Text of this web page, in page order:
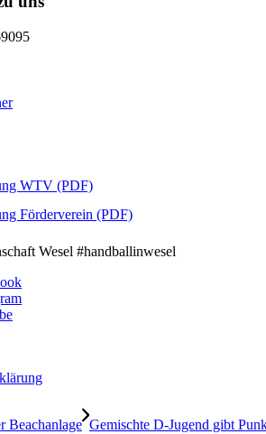
WTV (PDF)
Förderverein (PDF)
Wesel #handballinwesel
Beachanlage Gemischte D-Jugend gibt